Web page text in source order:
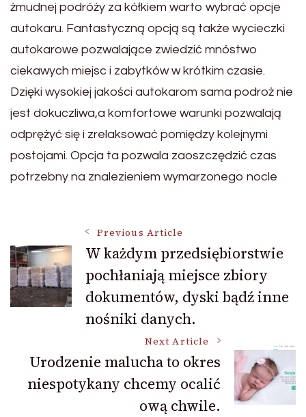
żmudnej podróży za kółkiem warto wybrać opcje
autokaru. Fantastyczną opcją są także wycieczki
autokarowe pozwalające zwiedzić mnóstwo
ciekawych miejsc i zabytków w krótkim czasie.
Dzięki wysokiej jakości autokarom sama podroż nie
jest dokuczliwa,a komfortowe warunki pozwalają
odprężyć się i zrelaksować pomiędzy kolejnymi
postojami. Opcja ta pozwala zaoszczędzić czas
potrzebny na znalezieniem wymarzonego nocle
Post
Navigation
Previous Article
W każdym przedsiębiorstwie
pochłaniają miejsce zbiory
dokumentów, dyski bądź inne
nośniki danych.
Next Article
Urodzenie malucha to okres
niespotykany chcemy ocalić
ową chwile.